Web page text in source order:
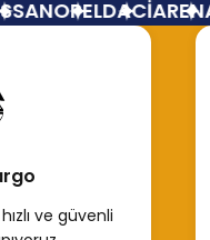
OPELDACİA
ve güvenli